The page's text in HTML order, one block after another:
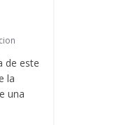
de este
la
una